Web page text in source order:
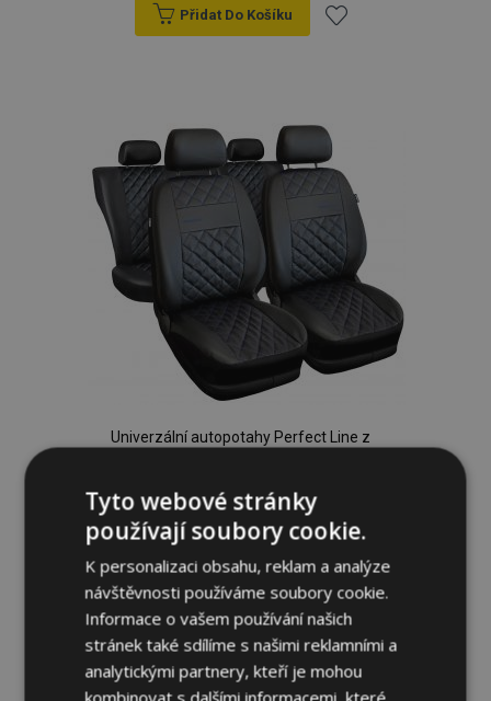
Přidat Do Košíku
oblíbeným
Univerzální autopotahy Perfect Line z
1 535,00 Kč
Přidat Do Košíku
Přidat
k
oblíbeným
Tyto webové stránky
používají soubory cookie.
K personalizaci obsahu, reklam a analýze
návštěvnosti používáme soubory cookie.
Informace o vašem používání našich
stránek také sdílíme s našimi reklamními a
analytickými partnery, kteří je mohou